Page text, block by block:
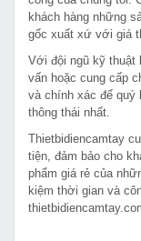
khách hàng những
gốc xuất xứ với giá
Với đội ngũ kỹ thuật
vấn hoặc cung cấp
và chính xác để quý
thông thái nhất.
Thietbidiencamtay
tiện, đảm bảo cho
phẩm giá rẻ của
kiệm thời gian và